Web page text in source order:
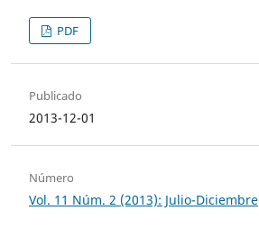
PDF
Publicado
2013-12-01
Número
Vol. 11 Núm. 2 (2013): Julio-Diciembre